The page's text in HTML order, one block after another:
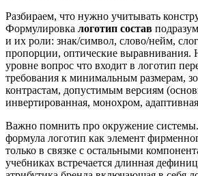
Разбираем, что нужно учитывать
Формулировка логотип состав
и их роли: знак/символ, слово/нейм,
пропорции, оптические выравнивания.
уровне вопрос что входит в логотип
требования к минимальным размерам,
контрастам, допустимым версиям
инвертированная, монохром,
Важно помнить про окружение
формула логотип как элемент
только в связке с остальными
учебниках встречается длинная